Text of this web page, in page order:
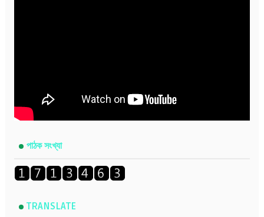
পাঠক সংখ্যা
TRANSLATE